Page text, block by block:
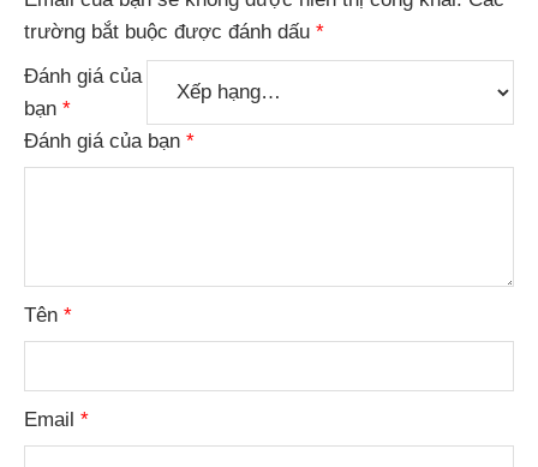
trường bắt buộc được đánh dấu *
Đánh giá của
bạn *
Đánh giá của bạn *
Tên *
Email *